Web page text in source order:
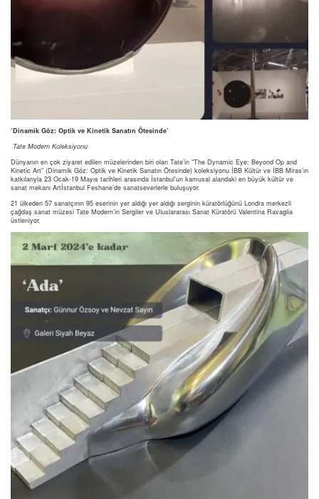
‘Dinamik Göz: Optik ve Kinetik Sanatın Ötesinde’
Tate Modern Koleksiyonu
Dünyanın en çok ziyaret edilen müzelerinden biri olan Tate’in “The Dynamic Eye: Beyond Op and
Kinetic Art” (Dinamik Göz: Optik ve Kinetik Sanatın Ötesinde) koleksiyonu İBB Kültür ve İBB Miras’ın
katkılarıyla 23 Ocak-19 Mayıs tarihleri arasında İstanbul’un kamusal alandaki en büyük kültür ve
sanat mekanı Artİstanbul Feshane’de sanatseverlerle buluşuyor.
21 ülkeden 57 sanatçının 95 eserinin yer aldığı yer aldığı serginin küratörlüğünü Londra merkezli
çağdaş sanat müzesi Tate Modern’in Sergiler ve Uluslararası Sanat Küratörü Valentina Ravaglia
üstleniyor.